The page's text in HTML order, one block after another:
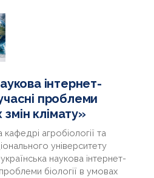
інтернет-
проблеми
змін клімату»
агробіології та
університету
наукова інтернет-
біології в умовах